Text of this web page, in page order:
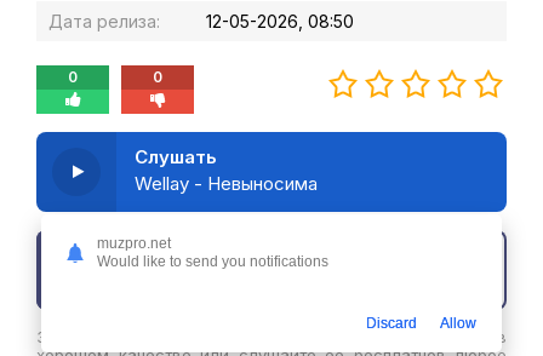
Дата релиза:
12-05-2026, 08:50
0 0
Слушать
Wellay - Невыносима
Скачать трек
Здесь вы можете скачать песню Wellay - Невыносима в
muzpro.net
Would like to send you notifications
Discard Allow